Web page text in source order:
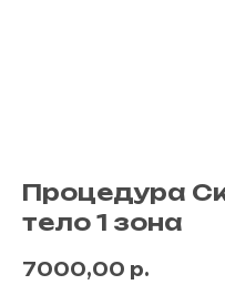
Процeдура
тело 1 зона
7000,00 р.